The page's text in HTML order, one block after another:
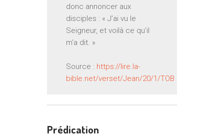
donc annoncer aux
disciples : « J’ai vu le
Seigneur, et voilà ce qu’il
m’a dit. »
Source : https://lire.la-
bible.net/verset/Jean/20/1/TOB
Prédication